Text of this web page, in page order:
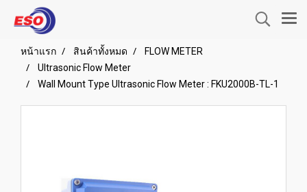
หน้าแรก สินค้าทั้งหมด
FLOW METER
Ultrasonic Flow Meter
Wall Mount Type Ultrasonic Flow Meter : FKU2000B-TL-1